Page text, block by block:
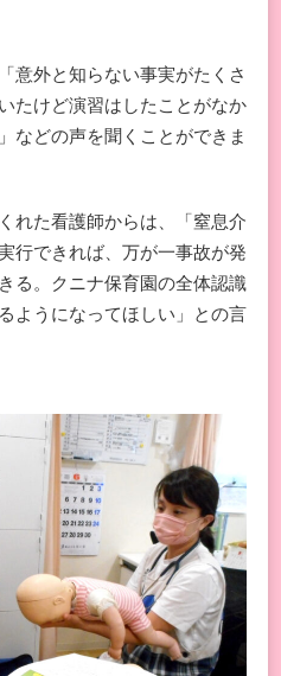
意外と知らない事実がたくさ
たけど演習はしたことがなか
などの声を聞くことができま
れた看護師からは、「窒息介
行できれば、万が一事故が発
る。クニナ保育園の全体認識
ようになってほしい」との言